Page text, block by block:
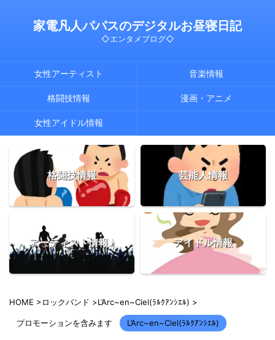
家電凡人パパスのデジタルお昼寝日記
◇エンタメブログ◇
女性アーティスト 音楽情報
格闘技情報 漫画・アニメ
女性アイドル情報
格闘技情報 芸能人情報
アーティスト情報♪ アイドル情報
HOME >ロックバンド >L’Arc~en~Ciel(ﾗﾙｸｱﾝｼｴﾙ) >
プロモーションを含みます L’Arc~en~Ciel(ﾗﾙｸｱﾝｼｴﾙ)